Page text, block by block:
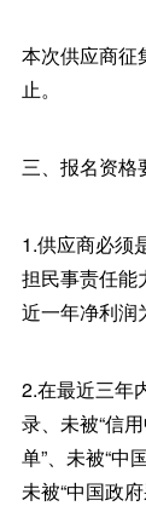
本次供应商征
止。
三、报名资格
1.供应商必须
担民事责任能
近一年净利润
2.在最近三年
录、未被“信
单”、未被“中
未被“中国政